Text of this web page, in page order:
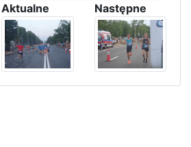
Aktualne Następne